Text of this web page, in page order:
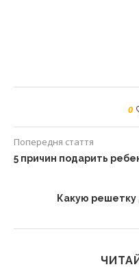
0
Попередня стаття
5 причин подарить
Какую решетку